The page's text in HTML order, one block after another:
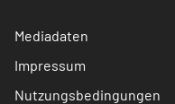
Mediadaten
Impressum
Nutzungsbedingungen